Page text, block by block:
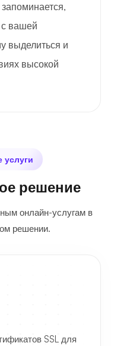
с вашей
выделиться и
высокой
услуги
решение
онлайн-услугам в
решении.
SSL для